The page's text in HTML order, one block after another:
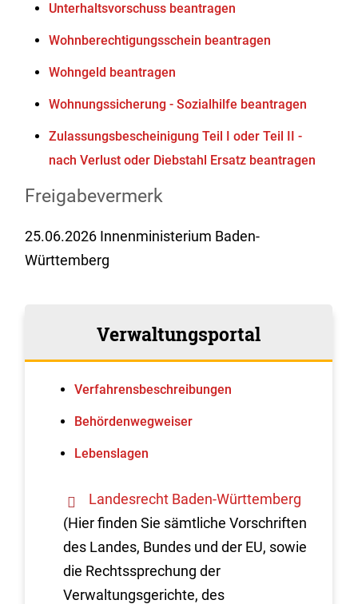
Unterhaltsvorschuss beantragen
Wohnberechtigungsschein beantragen
Wohngeld beantragen
Wohnungssicherung - Sozialhilfe beantragen
Zulassungsbescheinigung Teil I oder Teil II -
nach Verlust oder Diebstahl Ersatz beantragen
Freigabevermerk
25.06.2026 Innenministerium Baden-
Württemberg
Verwaltungsportal
Verfahrens­beschreibungen
Behördenwegweiser
Lebenslagen
Landesrecht Baden-Württemberg
(Hier finden Sie sämtliche Vorschriften
des Landes, Bundes und der EU, sowie
die Rechtssprechung der
Verwaltungsgerichte, des